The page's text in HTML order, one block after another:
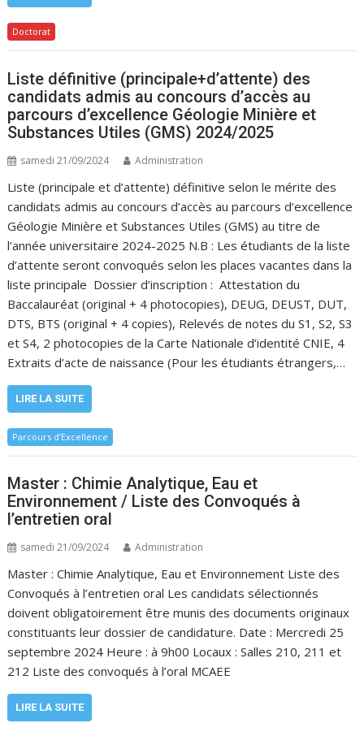
Doctorat
Liste définitive (principale+d’attente) des
candidats admis au concours d’accès au
parcours d’excellence Géologie Minière et
Substances Utiles (GMS) 2024/2025
samedi 21/09/2024 Administration
Liste (principale et d’attente) définitive selon le mérite des
candidats admis au concours d’accès au parcours d’excellence
Géologie Minière et Substances Utiles (GMS) au titre de
l’année universitaire 2024-2025 N.B : Les étudiants de la liste
d’attente seront convoqués selon les places vacantes dans la
liste principale Dossier d’inscription : Attestation du
Baccalauréat (original + 4 photocopies), DEUG, DEUST, DUT,
DTS, BTS (original + 4 copies), Relevés de notes du S1, S2, S3
et S4, 2 photocopies de la Carte Nationale d’identité CNIE, 4
Extraits d’acte de naissance (Pour les étudiants étrangers,…
LIRE LA SUITE
Parcours d’Excellence
Master : Chimie Analytique, Eau et
Environnement / Liste des Convoqués à
l’entretien oral
samedi 21/09/2024 Administration
Master : Chimie Analytique, Eau et Environnement Liste des
Convoqués à l’entretien oral Les candidats sélectionnés
doivent obligatoirement être munis des documents originaux
constituants leur dossier de candidature. Date : Mercredi 25
septembre 2024 Heure : à 9h00 Locaux : Salles 210, 211 et
212 Liste des convoqués à l’oral MCAEE
LIRE LA SUITE